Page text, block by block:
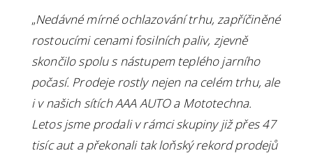
„Nedávné mírné ochlazování trhu, zapříčiněné
rostoucími cenami fosilních paliv, zjevně
skončilo spolu s nástupem teplého jarního
počasí. Prodeje rostly nejen na celém trhu, ale
i v našich sítích AAA AUTO a Mototechna.
Letos jsme prodali v rámci skupiny již přes 47
tisíc aut a překonali tak loňský rekord prodejů